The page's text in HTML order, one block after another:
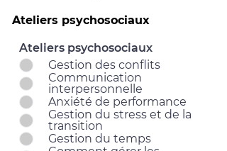
Ateliers psychosociaux
Ateliers psychosociaux
Gestion des conflits
Communication
interpersonnelle
Anxiété de performance
Gestion du stress et de la
transition
Gestion du temps